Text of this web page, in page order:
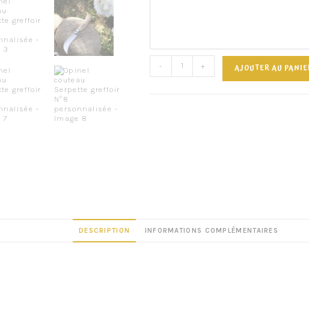
- + AJOUTER AU
DESCRIPTION INFORMATIONS COMPLÉMENTAIRES